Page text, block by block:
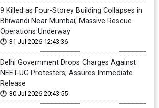
9 Killed as Four-Storey Building Collapses in
Bhiwandi Near Mumbai; Massive Rescue
Operations Underway
31 Jul 2026 12:43:36
Delhi Government Drops Charges Against
NEET-UG Protesters; Assures Immediate
Release
30 Jul 2026 20:43:55